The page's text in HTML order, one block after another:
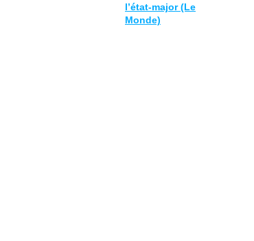
l’état-major (Le
Monde)